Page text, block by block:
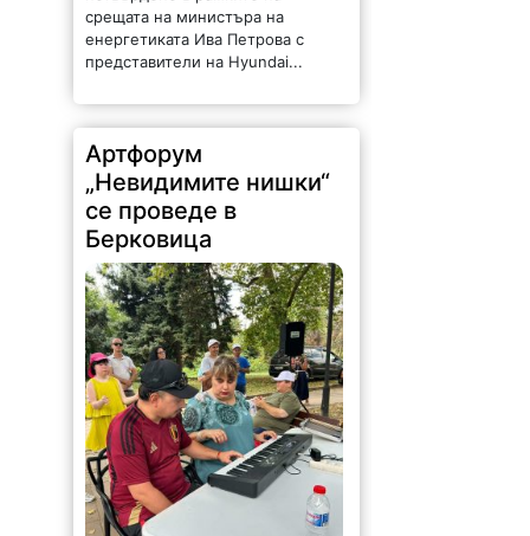
срещата на министъра на
енергетиката Ива Петрова с
представители на Hyundai...
Артфорум
„Невидимите нишки“
се проведе в
Берковица